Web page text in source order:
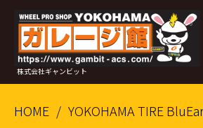
株式会社ギャンビット
HOME YOKOHAMA TIRE